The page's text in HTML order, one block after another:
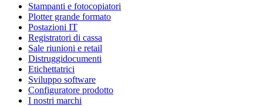
Stampanti e fotocopiatori
Plotter grande formato
Postazioni IT
Registratori di cassa
Sale riunioni e retail
Distruggidocumenti
Etichettatrici
Sviluppo software
Configuratore prodotto
I nostri marchi